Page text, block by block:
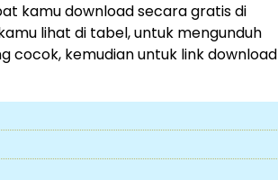
kamu download secara gratis di
lihat di tabel, untuk mengunduh
cocok, kemudian untuk link download